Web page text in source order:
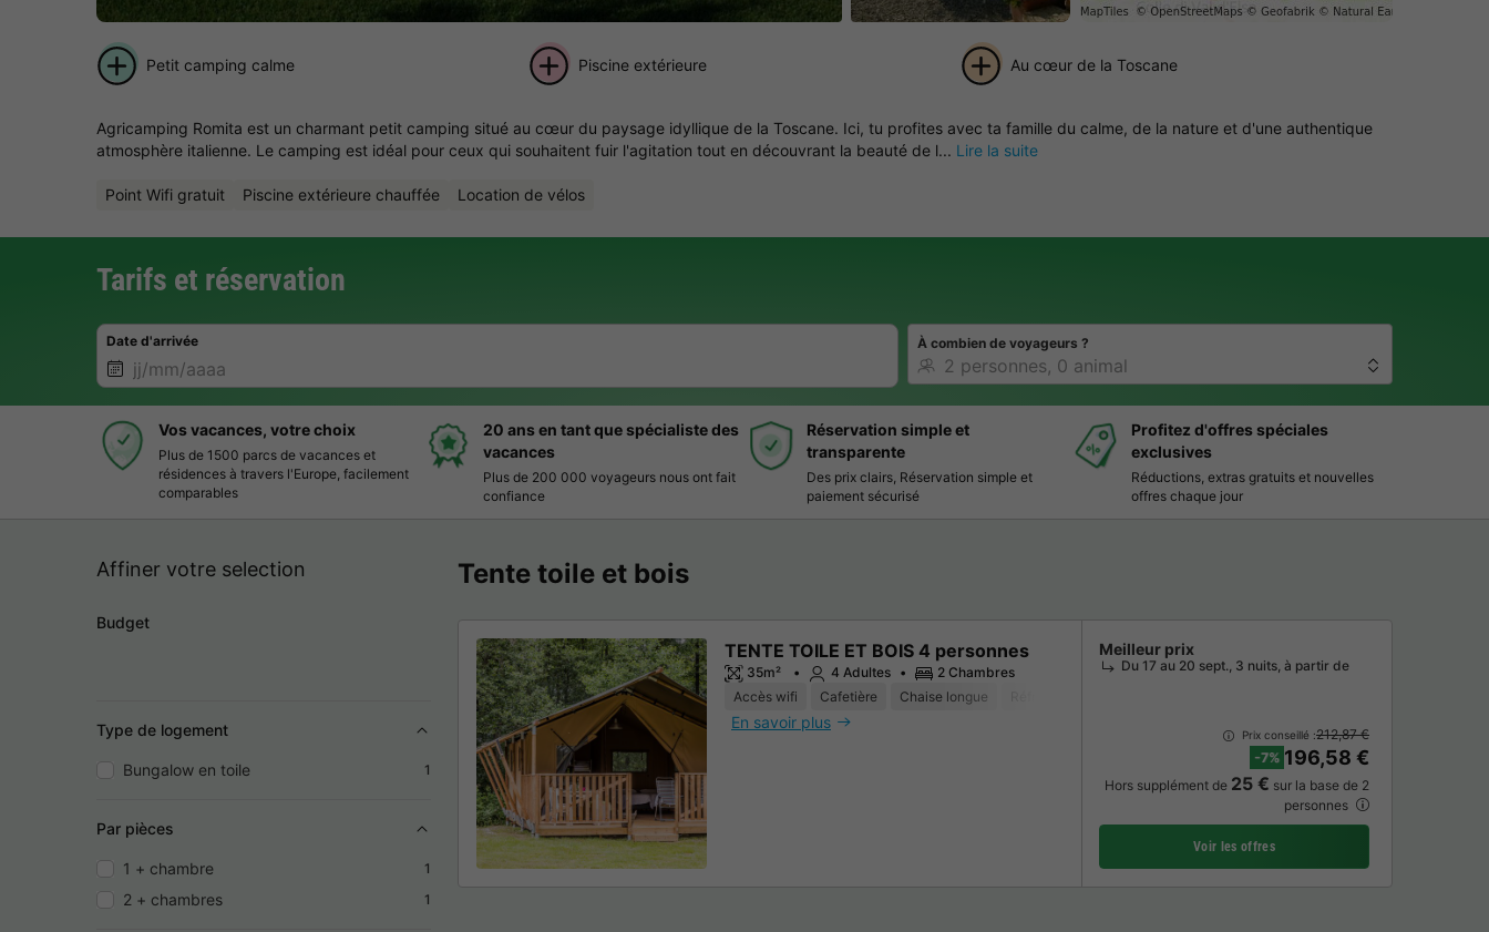
photos
Petit camping calme Piscine extérieure Au cœur de la Toscane
Agricamping Romita est un charmant petit camping situé au cœur du paysage idyllique de la Toscane. Ici, tu profites avec ta famille du calme, de la nature et d'une authentique
atmosphère italienne. Le camping est idéal pour ceux qui souhaitent fuir l'agitation tout en découvrant la beauté de l... Lire la suite
Point Wifi gratuit Piscine extérieure chauffée Location de vélos
Tarifs et réservation
Date d'arrivée À combien de voyageurs ?
Vos vacances, votre choix
Plus de 1500 parcs de vacances et
résidences à travers l'Europe, facilement
comparables
20 ans en tant que spécialiste des
vacances
Plus de 200 000 voyageurs nous ont fait
confiance
Réservation simple et
transparente
Des prix clairs, Réservation simple et
paiement sécurisé
Profitez d'offres spéciales
exclusives
Réductions, extras gratuits et nouvelles
offres chaque jour
Affiner votre selection
Budget
Type de logement
Bungalow en toile 1
Par pièces
1 + chambre 1
2 + chambres 1
Tente toile et bois
TENTE TOILE ET BOIS 4 personnes
35m² 4 Adultes
2 Chambres
Accès wifi
Cafetière Chaise longue
En savoir plus
Meilleur prix
Du 17 au 20 sept., 3 nuits, à partir de
Prix conseillé :212,87 €
-7% 196,58 €
Hors supplément de 25 € sur la base de 2
personnes
Voir les offres